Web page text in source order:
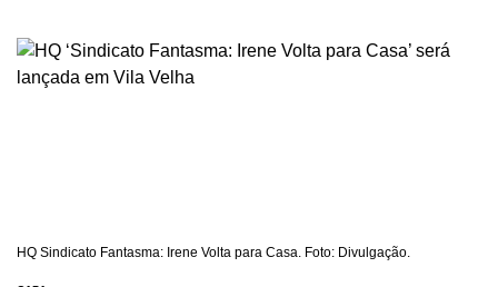
HQ Sindicato Fantasma: Irene Volta para Casa. Foto: Divulgação.